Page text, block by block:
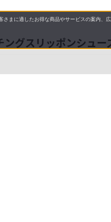
グスリッポンシュー
さまに適したお得な商品やサービスの案内、